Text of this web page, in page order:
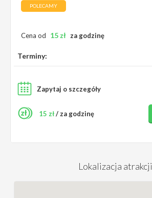
POLECAMY
Cena od 15 zł za godzinę
Terminy:
Zapytaj o szczegóły
15 zł/ za godzinę
Lokalizacja atrakcji